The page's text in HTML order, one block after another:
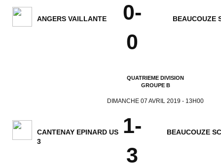
ANGERS VAILLANTE
0-
0
BEAUCOUZE
QUATRIEME DIVISION
GROUPE B
DIMANCHE 07 AVRIL 2019 - 13H00
CANTENAY EPINARD US
3
1-
3
BEAUCOUZE